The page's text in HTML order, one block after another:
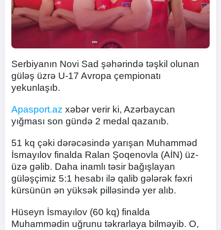
Serbiyanın Novi Sad şəhərində təşkil olunan
güləş üzrə U-17 Avropa çempionatı
yekunlaşıb.
Apasport.az xəbər verir ki, Azərbaycan
yığması son gündə 2 medal qazanıb.
51 kq çəki dərəcəsində yarışan Muhamməd
İsmayılov finalda Ralan Şoqenovla (AİN) üz-
üzə gəlib. Daha inamlı təsir bağışlayan
güləşçimiz 5:1 hesabı ilə qalib gələrək fəxri
kürsünün ən yüksək pilləsində yer alıb.
Hüseyn İsmayılov (60 kq) finalda
Muhammədin uğrunu təkrarlaya bilməyib. O,